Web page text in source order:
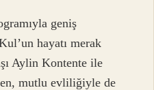
geniş
hayatı merak
Aylin Kontente ile
mutlu evliliğiyle de